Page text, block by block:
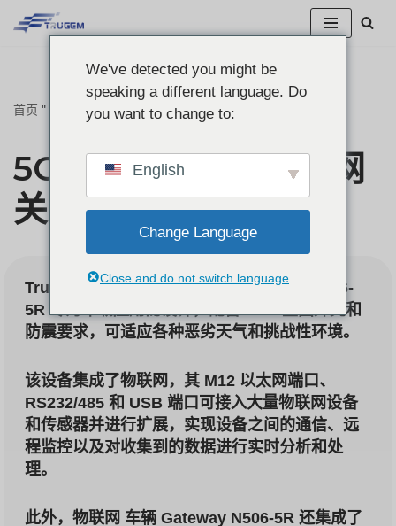
文
首页 " 5G IP67 物联网车载网关 N506-5R
5G IP67 物联网车载网
关 N506-5R
TruGem 5G IP67 物联网车辆 Gateway N506-
5R 专为车载应用而设计，配备 IP67 坚固外壳和
防震要求，可适应各种恶劣天气和挑战性环境。
该设备集成了物联网，其 M12 以太网端口、
RS232/485 和 USB 端口可接入大量物联网设备
和传感器并进行扩展，实现设备之间的通信、远
程监控以及对收集到的数据进行实时分析和处
理。
此外，物联网 车辆Gateway N506-5R 还集成了
We've detected you might be
speaking a different language. Do
you want to change to:
English
Change Language
Close and do not switch language